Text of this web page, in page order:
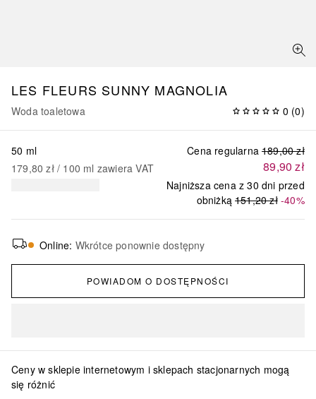
LES FLEURS SUNNY MAGNOLIA
Woda toaletowa 0 (0)
Cena regularna 189,00 zł
89,90 zł
Najniższa cena z 30 dni przed
obniżką 151,20 zł-40%
50 ml
179,80 zł / 100 ml zawiera VAT
Online: Wkrótce ponownie dostępny
POWIADOM O DOSTĘPNOŚCI
Ceny w sklepie internetowym i sklepach stacjonarnych mogą
się różnić